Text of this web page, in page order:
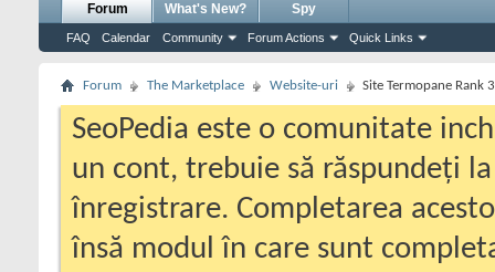
Forum
FAQ Calendar Community Forum Actions Quick Links
What's New? Spy
Forum The Marketplace Website-uri Site Termopane Rank 3
SeoPedia este o comunitate
un cont, trebuie să răspundeți
înregistrare. Completarea
însă modul în care sunt